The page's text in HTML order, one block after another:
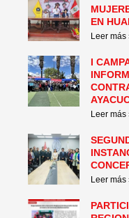
EN
Leer más
I
Leer más
Leer más